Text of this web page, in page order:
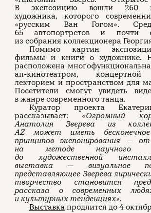
В экспозицию вошли 260
художника, которого
«русским Ван Гогом».
65 автопортретов и почти
из собрания коллекционера
Помимо картин
фильмы и книги о художнике.
расположена
ап-кинотеатром,
лекторием и пространством для
Посетители смогут увидеть
в жанре современного танца.
Куратор проекта
рассказывает: «Огромный
Анатолия Зверева из
AZ может иметь бесконечное
принципов экспонирования — от
на методе научного
до художественной
выставка — визуальное
представляющее Зверева
творчество становится
рассказа о современных
и культурных тенденциях».
Выставка продлится до 4